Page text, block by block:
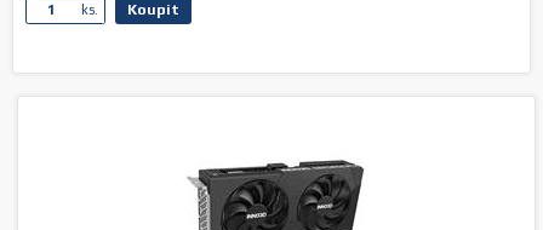
ks. Koupit